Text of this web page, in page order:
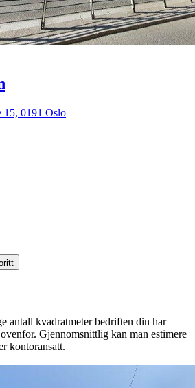
15, 0191 Oslo
antall kvadratmeter bedriften din har
Gjennomsnittlig kan man estimere
kontoransatt.